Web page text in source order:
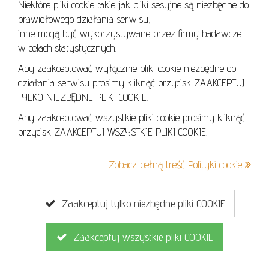
Niektóre pliki cookie takie jak pliki sesyjne są niezbędne do
prawidłowego działania serwisu,
inne mogą być wykorzystywane przez firmy badawcze
w celach statystycznych.
Aby zaakceptować wyłącznie pliki cookie niezbędne do
działania serwisu prosimy kliknąć przycisk ZAAKCEPTUJ
TYLKO NIEZBĘDNE PLIKI COOKIE.
Aby zaakceptować wszystkie pliki cookie prosimy kliknąć
przycisk ZAAKCEPTUJ WSZYSTKIE PLIKI COOKIE.
Zobacz pełną treść Polityki cookie
Zaakceptuj tylko niezbędne pliki COOKIE
Zaakceptuj wszystkie pliki COOKIE
Grzechowski Piotr